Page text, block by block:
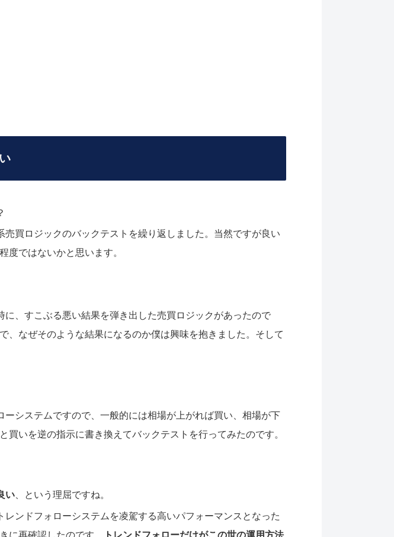
買ロジックのバックテストを繰り返しました。当然ですが良い
度ではないかと思います。
、すこぶる悪い結果を弾き出した売買ロジックがあったので
なぜそのような結果になるのか僕は興味を抱きました。そして
ーシステムですので、一般的には相場が上がれば買い、相場が下
いを逆の指示に書き換えてバックテストを行ってみたのです。
い、という理屈ですね。
ンドフォローシステムを凌駕する高いパフォーマンスとなった
に再確認したのです。
トレンドフォローだけがこの世の運用方法